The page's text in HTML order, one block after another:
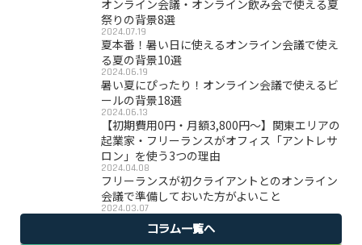
オンライン会議・オンライン飲み会で使える夏
祭りの背景8選
2024.07.19
夏本番！暑い日に使えるオンライン会議で使え
る夏の背景10選
2024.06.19
暑い夏にぴったり！オンライン会議で使えるビ
ールの背景18選
2024.06.13
【初期費用0円・月額3,800円〜】関東エリアの
起業家・フリーランスがオフィス「アントレサ
ロン」を使う3つの理由
2024.04.08
フリーランスが初クライアントとのオンライン
会議で準備しておいた方がよいこと
2024.03.07
コラム一覧へ